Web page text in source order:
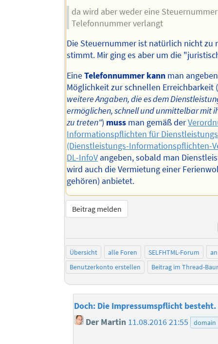
da wird aber weder eine
Telefonnummer verlangt
Die Steuernummer ist natürlich nicht zu
stimmt. Mir ging es aber um die
EineTelefonnummer kann man
Möglichkeit zur schnellen Erreichbarkeit (
weitere Angaben, die es dem
ermöglichen, schnell und unmittelbar mit
zu treten") muss man gemäß der
Informationspflichten für
(Dienstleistungs-Informationspflichten-
DL-InfoV angeben, sobald man
wird auch die Vermietung einer
gehören) anbietet.
Beitrag melden
Übersicht alle Foren SELFHTML-Forum
Benutzerkonto erstellen
Beitrag im Thread-
Doch: Die Impressumspflicht besteht.
Der Martin 11.08.2016 21:55 domain